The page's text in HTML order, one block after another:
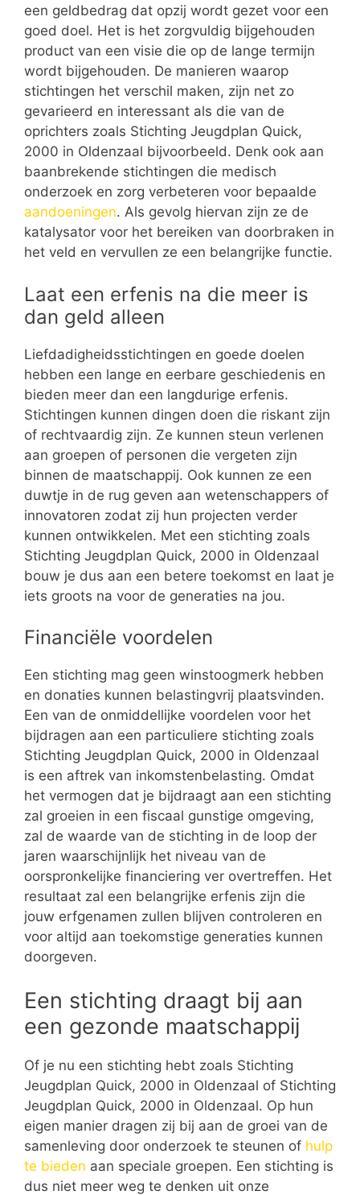
een geldbedrag dat opzij wordt gezet voor een
goed doel. Het is het zorgvuldig bijgehouden
product van een visie die op de lange termijn
wordt bijgehouden. De manieren waarop
stichtingen het verschil maken, zijn net zo
gevarieerd en interessant als die van de
oprichters zoals Stichting Jeugdplan Quick,
2000 in Oldenzaal bijvoorbeeld. Denk ook aan
baanbrekende stichtingen die medisch
onderzoek en zorg verbeteren voor bepaalde
aandoeningen. Als gevolg hiervan zijn ze de
katalysator voor het bereiken van doorbraken in
het veld en vervullen ze een belangrijke functie.
Laat een erfenis na die meer is
dan geld alleen
Liefdadigheidsstichtingen en goede doelen
hebben een lange en eerbare geschiedenis en
bieden meer dan een langdurige erfenis.
Stichtingen kunnen dingen doen die riskant zijn
of rechtvaardig zijn. Ze kunnen steun verlenen
aan groepen of personen die vergeten zijn
binnen de maatschappij. Ook kunnen ze een
duwtje in de rug geven aan wetenschappers of
innovatoren zodat zij hun projecten verder
kunnen ontwikkelen. Met een stichting zoals
Stichting Jeugdplan Quick, 2000 in Oldenzaal
bouw je dus aan een betere toekomst en laat je
iets groots na voor de generaties na jou.
Financiële voordelen
Een stichting mag geen winstoogmerk hebben
en donaties kunnen belastingvrij plaatsvinden.
Een van de onmiddellijke voordelen voor het
bijdragen aan een particuliere stichting zoals
Stichting Jeugdplan Quick, 2000 in Oldenzaal
is een aftrek van inkomstenbelasting. Omdat
het vermogen dat je bijdraagt aan een stichting
zal groeien in een fiscaal gunstige omgeving,
zal de waarde van de stichting in de loop der
jaren waarschijnlijk het niveau van de
oorspronkelijke financiering ver overtreffen. Het
resultaat zal een belangrijke erfenis zijn die
jouw erfgenamen zullen blijven controleren en
voor altijd aan toekomstige generaties kunnen
doorgeven.
Een stichting draagt bij aan
een gezonde maatschappij
Of je nu een stichting hebt zoals Stichting
Jeugdplan Quick, 2000 in Oldenzaal of Stichting
Jeugdplan Quick, 2000 in Oldenzaal. Op hun
eigen manier dragen zij bij aan de groei van de
samenleving door onderzoek te steunen of hulp
te bieden aan speciale groepen. Een stichting is
dus niet meer weg te denken uit onze